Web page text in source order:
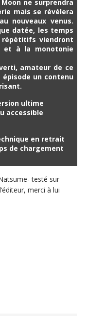
ne surprendra
mais se révélera
nouveaux venus.
datée, les temps
viendront
et à la monotonie
amateur de ce
un contenu
ultime
accessible
en retrait
de chargement
testé sur
merci à lui